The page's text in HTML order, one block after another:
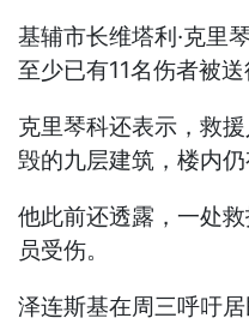
基辅市长维塔利·克里
至少已有11名伤者被送
克里琴科还表示，救
毁的九层建筑，楼内仍
他此前还透露，一处
员受伤。
泽连斯基在周三呼吁